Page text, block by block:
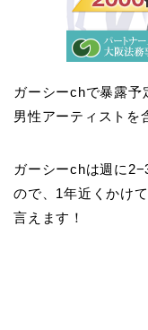
ガーシーchで暴露予
男性アーティストを
ガーシーchは週に
ので、1年近くかけ
言えます！